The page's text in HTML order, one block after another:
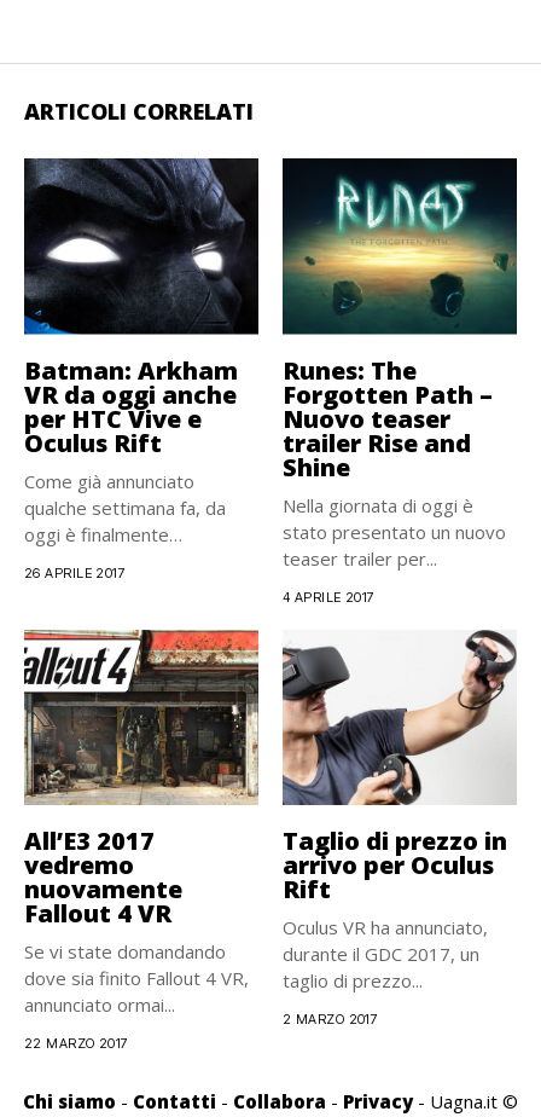
ARTICOLI CORRELATI
Batman: Arkham
VR da oggi anche
per HTC Vive e
Oculus Rift
Come già annunciato
qualche settimana fa, da
oggi è finalmente
26 APRILE 2017
Runes: The
Forgotten Path –
Nuovo teaser
trailer Rise and
Shine
Nella giornata di oggi è
stato presentato un nuovo
teaser trailer per...
4 APRILE 2017
All’E3 2017
vedremo
nuovamente
Fallout 4 VR
Se vi state domandando
dove sia finito Fallout 4 VR,
annunciato ormai...
22 MARZO 2017
Taglio di prezzo in
arrivo per Oculus
Rift
Oculus VR ha annunciato,
durante il GDC 2017, un
taglio di prezzo...
2 MARZO 2017
Chi siamo - Contatti - Collabora - Privacy- Uagna.it ©